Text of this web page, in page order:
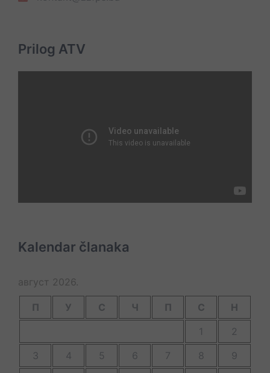
Prilog ATV
Kalendar članaka
август 2026.
П У С Ч П С
Н
1
2
3
4 5 6 7 8
9